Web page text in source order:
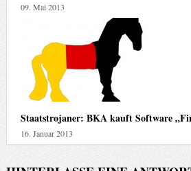
09. Mai 2013
Staatstrojaner: BKA kauft Software
16. Januar 2013